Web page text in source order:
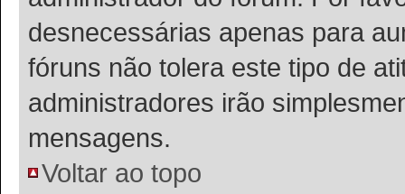
desnecessárias apenas para
fóruns não tolera este tipo de
administradores irão
mensagens.
Voltar ao topo